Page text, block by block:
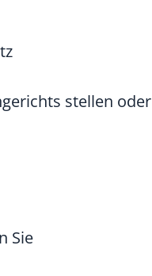
stellen oder
Sie